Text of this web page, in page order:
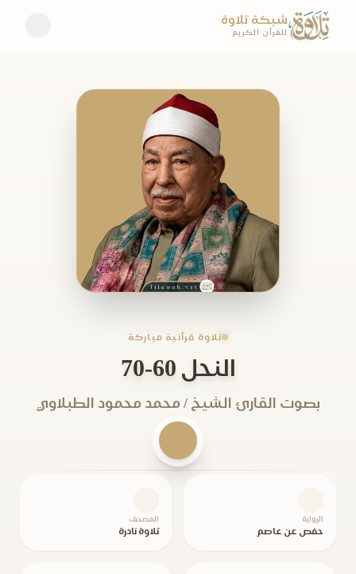
شبكة تلاوة
للقرآن الكريم
تلاوة قرآنية مباركة
النحل 60-70
بصوت القارئ الشيخ / محمد محمود الطبلاوي
الرواية
حفص عن عاصم
المصحف
تلاوة نادرة